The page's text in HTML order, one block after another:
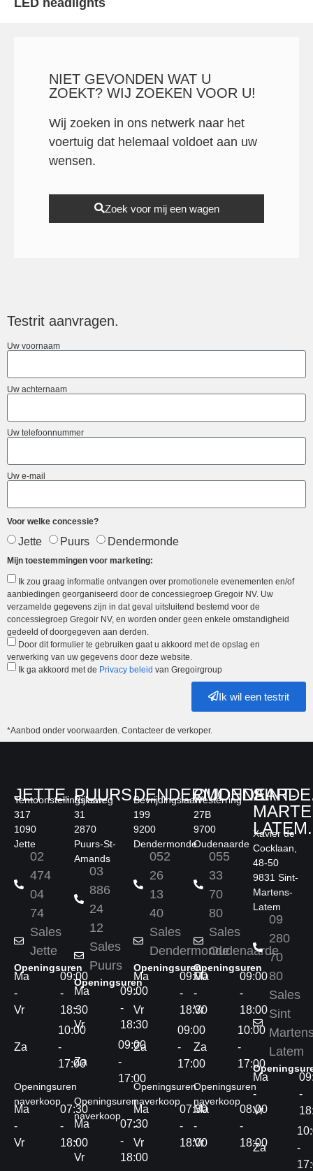
NIET GEVONDEN WAT U
ZOEKT? WIJ ZOEKEN VOOR U!
Wij zoeken in ons netwerk naar het
voertuig dat helemaal voldoet aan uw
wensen.
Zoek voor mij een wagen
Testrit aanvragen.
Uw voornaam
Uw achternaam
Uw telefoonnummer
Uw e-mail
Voor welke concessie?
Jette Puurs Dendermonde
Mijn toestemmingen voor marketing:
Ik zou graag informatie ontvangen over promotionele evenementen en/of
aanbiedingen georganiseerd door de concessiegroep Gregoir NV. Uw
verzamelde gegevens zijn in dat geval uitsluitend bestemd voor de
concessiegroep Gregoir NV, en worden onder geen enkele omstandigheid
gedeeld of doorgegeven aan derden.
Door dit formulier te gebruiken gaat u akkoord met de opslag en
verwerking van uw gegevens door deze website.
Ik ga akkoord met de Privacy beleid van Gregoirgroup
Ik wil een testrit
*Aanbod onder voorwaarden. Contacteer de verkoper.
JETTE.
Tentoonstellingslaan
317
1090
Jette
02
474
04
74
Sales
Jette
Openingsuren
Ma
-
Vr
09:00
-
18:30
Za
10:00
-
17:00
Openingsuren
naverkoop
Ma
-
Vr
07:30
-
18:00
PUURS.
Rijksweg
31
2870
Puurs-St-
Amands
03
886
24
12
Sales
Puurs
Openingsuren
Ma
-
Vr
09:00
-
18:30
Za
09:00
-
17:00
Openingsuren
naverkoop
Ma
-
Vr
07:30
-
18:00
DENDERMONDE.
Bevrijdingslaan
199
9200
Dendermonde
052
26
13
40
Sales
Dendermonde
Openingsuren
Ma
-
Vr
09:00
-
18:30
Za
09:00
-
17:00
Openingsuren
naverkoop
Ma
-
Vr
07:30
-
18:00
Westerring
27B
9700
Oudenaarde
055
33
70
80
Sales
Oudenaarde
Openingsuren
Ma
-
Vr
09:00
-
18:00
Za
10:00
-
17:00
Openingsuren
naverkoop
Ma
-
Vr
08:00
-
18:00
SINT-
LATEM.
Xavier de
Cocklaan,
48-50
9831 Sint-
Martens-
Latem
09
280
70
80
Sales
Sint
Latem
Ma
-
Vr
-
Za
-